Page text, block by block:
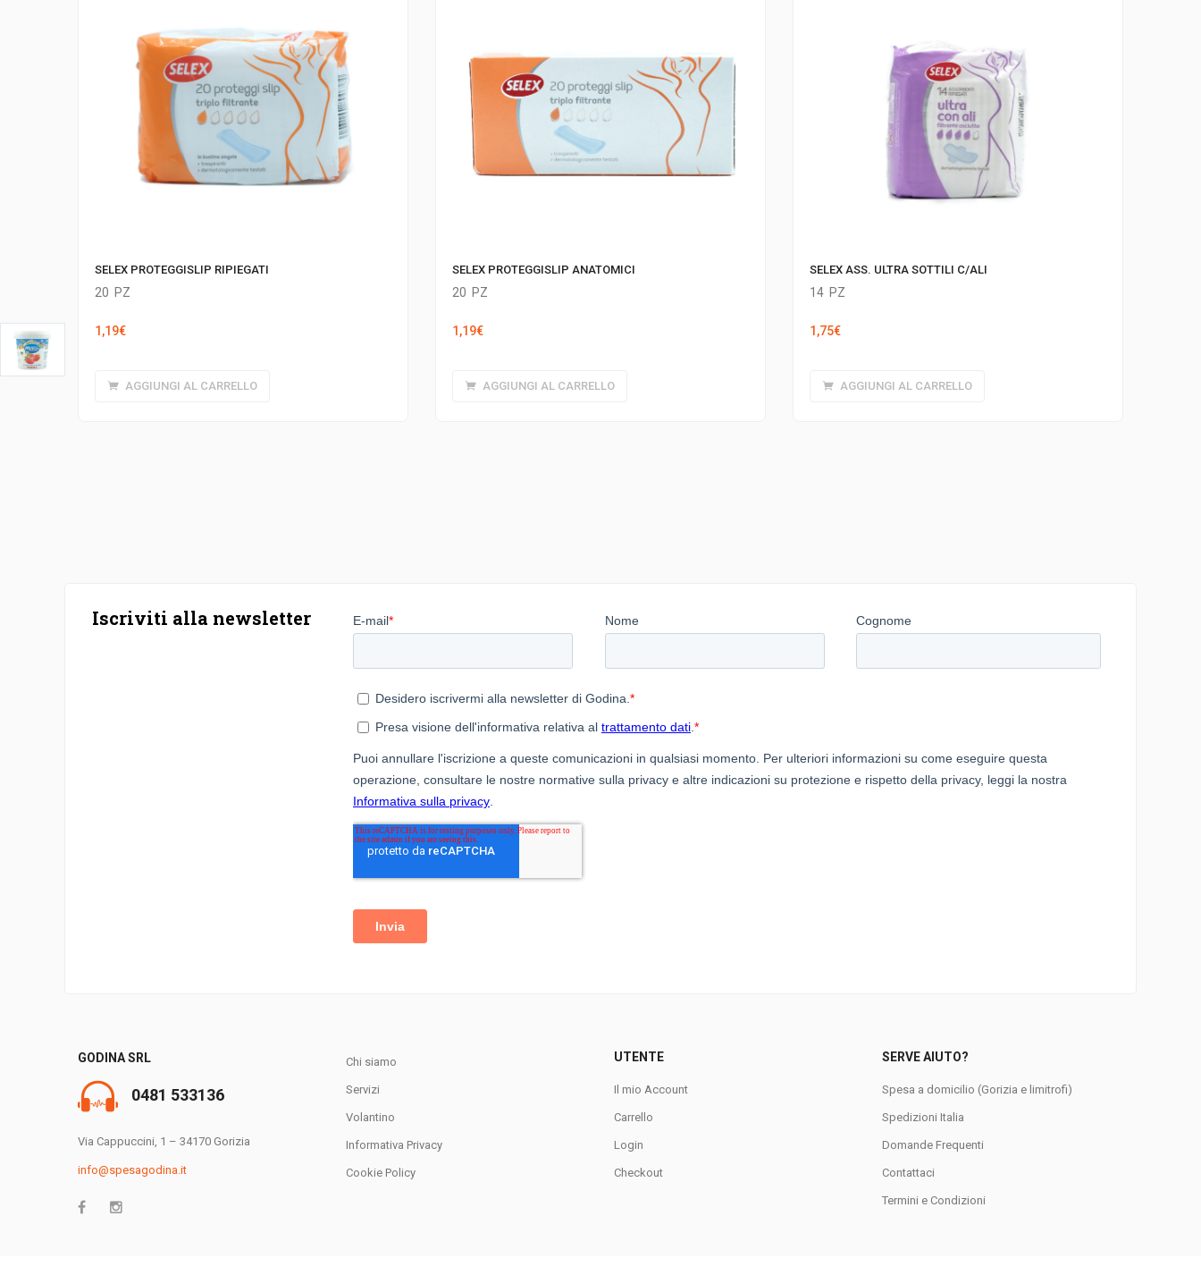
SELEX PROTEGGISLIP RIPIEGATI
20 PZ
1,19€
AGGIUNGI AL CARRELLO
SELEX PROTEGGISLIP ANATOMICI
20 PZ
1,19€
AGGIUNGI AL CARRELLO
SELEX ASS. ULTRA SOTTILI C/ALI
14 PZ
1,75€
AGGIUNGI AL CARRELLO
Iscriviti alla newsletter
GODINA SRL
0481 533136
Via Cappuccini, 1 – 34170 Gorizia
info@spesagodina.it
Chi siamo
Servizi
Volantino
Informativa Privacy
Cookie Policy
UTENTE
Il mio Account
Carrello
Login
Checkout
SERVE AIUTO?
Spesa a domicilio (Gorizia e limitrofi)
Spedizioni Italia
Domande Frequenti
Contattaci
Termini e Condizioni